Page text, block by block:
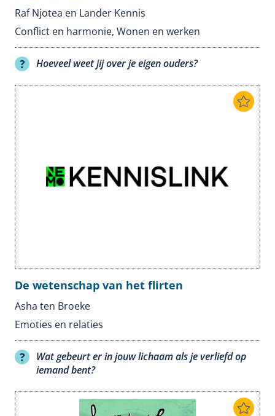
Raf Njotea en Lander Kennis
Conflict en harmonie, Wonen en werken
Hoeveel weet jij over je eigen ouders?
De wetenschap van het flirten
Asha ten Broeke
Emoties en relaties
Wat gebeurt er in jouw lichaam als je verliefd op
iemand bent?